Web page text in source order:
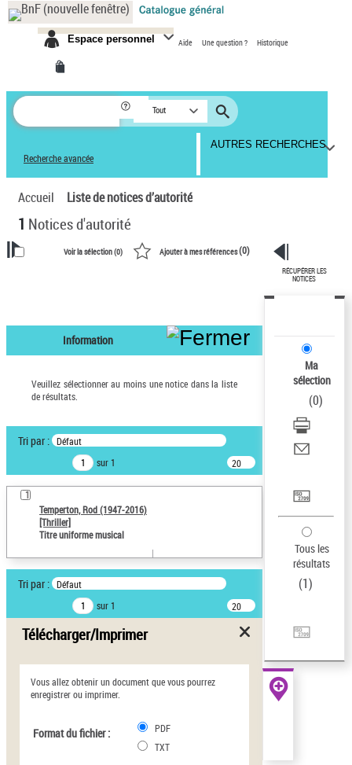
Espace personnel Aide Une question ? Historique
Tout
Recherche avancée
AUTRES RECHERCHES
Accueil Liste de notices d’autorité
1 Notices d'autorité
notices d’autorité
Temperton, Rod (1947-2016)
Temperton, Rod (1947-
2016)
Sauvegarder votre
recherche
AFFINER
Type de notice d'autorité
Œuvre(1)
Titre uniforme musical
Statut de la notice
d’autorité
Pays
Auteur d’œuvre
Voir la sélection (0) Ajouter à mes références(0)
Information
Veuillez sélectionner au moins une notice dans la liste
de résultats.
Tri par : Défaut
sur 1
20
résultats/page
1
Temperton, Rod (1947-2016)
[Thriller]
Titre uniforme musical
Tri par : Défaut
sur 1
20
résultats/page
Télécharger/Imprimer
Vous allez obtenir un document que vous pourrez
enregistrer ou imprimer.
Format du fichier :
PDF
TXT
RÉCUPÉRER LES
NOTICES
Ma
sélection
(0)
Tous les
résultats
(1)
Panneau de gestion des cookies